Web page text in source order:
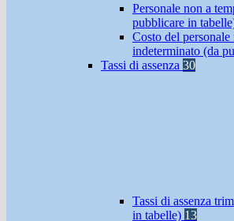
Personale non a
pubblicare in
Costo del personale
indeterminato (da
Tassi di assenza 30
Tassi di assenza
in tabelle) 13